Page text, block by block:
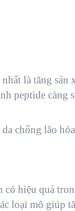
là tăng sản
peptide
chống lão
hiệu quả
loại mô giúp